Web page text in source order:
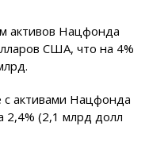
активов Нацфонда
США, что на 4%
активами Нацфонда
2,4% (2,1 млрд долл